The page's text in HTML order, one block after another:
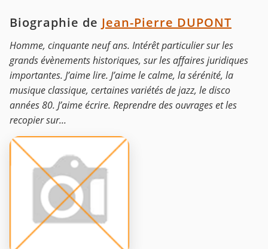
Biographie de Jean-Pierre DUPONT
Homme, cinquante neuf ans. Intérêt particulier sur les
grands évènements historiques, sur les affaires juridiques
importantes. J’aime lire. J’aime le calme, la sérénité, la
musique classique, certaines variétés de jazz, le disco
années 80. J’aime écrire. Reprendre des ouvrages et les
recopier sur...